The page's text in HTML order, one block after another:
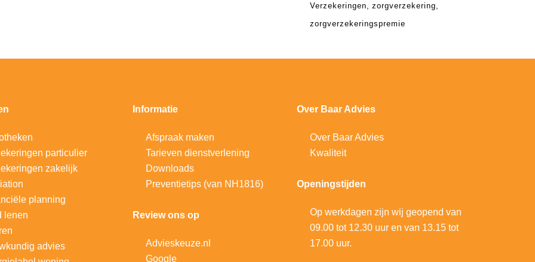
Verzekeringen
zorgverzekering
zorgverzekeringspremie
particulier
zakelijk
planning
lenen
advies
Informatie
Afspraak maken
Tarieven dienstverlening
Downloads
Preventietips (van NH1816)
Review ons op
Advieskeuze.nl
Google
Over Baar Advies
Over Baar Advies
Kwaliteit
Openingstijden
Op werkdagen zijn wij geopend van
09.00 tot 12.30 uur en van 13.15 tot
17.00 uur.